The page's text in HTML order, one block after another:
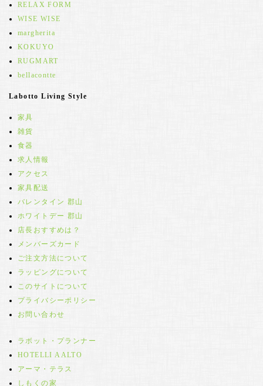
RELAX FORM
WISE WISE
margherita
KOKUYO
RUGMART
bellacontte
Labotto Living Style
家具
雑貨
食器
求人情報
アクセス
家具配送
バレンタイン 郡山
ホワイトデー 郡山
店長おすすめは？
メンバーズカード
ご注文方法について
ラッピングについて
このサイトについて
プライバシーポリシー
お問い合わせ
ラボット・プランナー
HOTELLI AALTO
アーマ・テラス
しもくの家